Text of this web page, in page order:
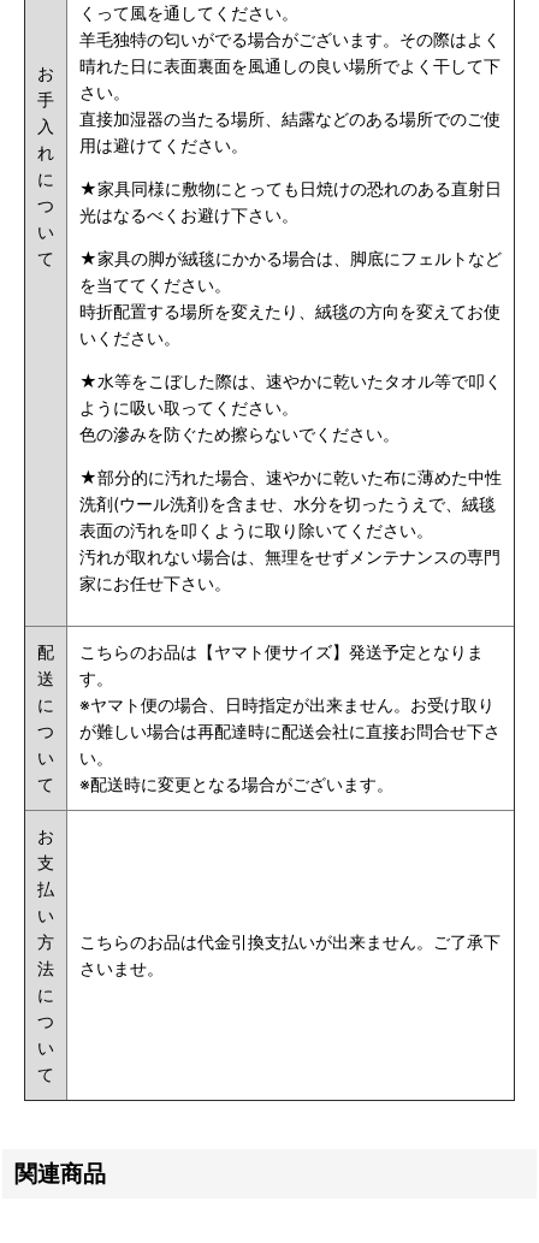
お
手
入
れ
に
つ
い
て
くって風を通してください。
羊毛独特の匂いがでる場合がございます。その際はよく
晴れた日に表面裏面を風通しの良い場所でよく干して下
さい。
直接加湿器の当たる場所、結露などのある場所でのご使
用は避けてください。
★家具同様に敷物にとっても日焼けの恐れのある直射日
光はなるべくお避け下さい。
★家具の脚が絨毯にかかる場合は、脚底にフェルトなど
を当ててください。
時折配置する場所を変えたり、絨毯の方向を変えてお使
いください。
★水等をこぼした際は、速やかに乾いたタオル等で叩く
ように吸い取ってください。
色の滲みを防ぐため擦らないでください。
★部分的に汚れた場合、速やかに乾いた布に薄めた中性
洗剤(ウール洗剤)を含ませ、水分を切ったうえで、絨毯
表面の汚れを叩くように取り除いてください。
汚れが取れない場合は、無理をせずメンテナンスの専門
家にお任せ下さい。
配
送
に
つ
い
て
こちらのお品は【ヤマト便サイズ】発送予定となりま
す。
※ヤマト便の場合、日時指定が出来ません。お受け取り
が難しい場合は再配達時に配送会社に直接お問合せ下さ
い。
※配送時に変更となる場合がございます。
お
支
払
い
方
法
に
つ
い
て
こちらのお品は代金引換支払いが出来ません。ご了承下
さいませ。
関連商品